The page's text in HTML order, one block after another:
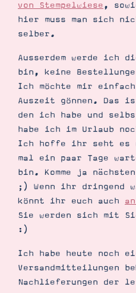
von Stempelwiese,
hier muss man sich
selber.
Ausserdem werde ich
bin, keine
Ich möchte mir
Auszeit gönnen. Das
den ich habe und
habe ich im Urlaub
Ich hoffe ihr seht es
mal ein paar Tage
bin. Komme ja
;) Wenn ihr dringend
könnt ihr euch auch
Sie werden sich mit
:)
Ich habe heute noch
Versandmitteilungen
Nachlieferungen der